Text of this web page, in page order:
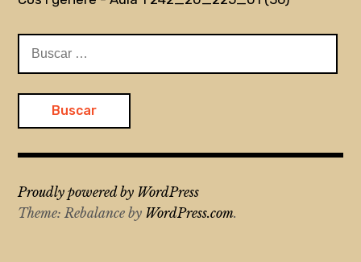
Proudly powered by WordPress
Theme: Rebalance by WordPress.com.